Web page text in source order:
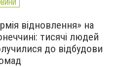
відновлення» на
тисячі людей
до відбудови